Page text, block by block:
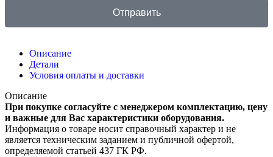
Отправить
Описание
Детали
Условия оплаты и доставки
Описание
При покупке согласуйте с менеджером комплектацию, цену
и важные для Вас характеристики оборудования.
Информация о товаре носит справочный характер и не
является техническим заданием и публичной офертой,
определяемой статьей 437 ГК РФ.